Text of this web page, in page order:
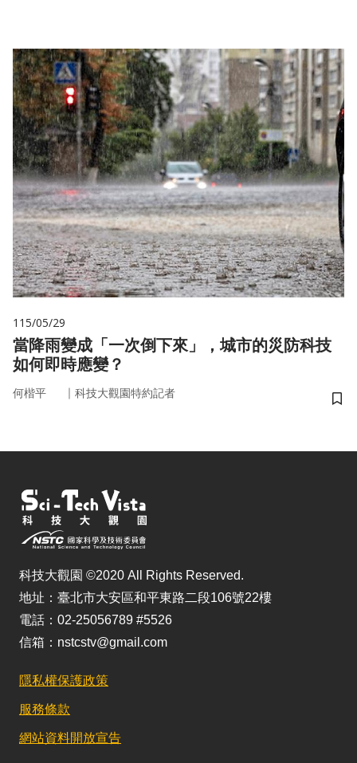
115/05/29
當降雨變成「一次倒下來」，城市的災防科技
如何即時應變？
何楷平 ｜ 科技大觀園特約記者
儲
科技大觀園 ©2020 All Rights Reserved.
地址：臺北市大安區和平東路二段106號22樓
電話：02-25056789 #5526
信箱：nstcstv@gmail.com
隱私權保護政策
服務條款
網站資料開放宣告